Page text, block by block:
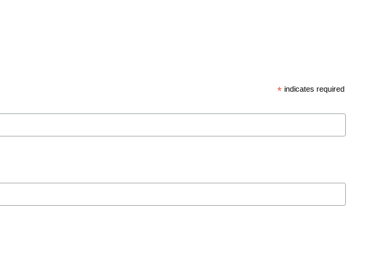
*indicates required